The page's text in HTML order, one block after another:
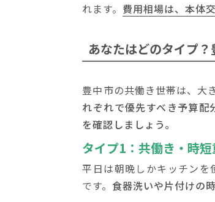
れます。 費用相場は、本体
あなたはどのタイプ
豊中市の共働き世帯は、大
れぞれで優先すべき予算
を確認しましょう。
タイプ1：共働き・時
平日は朝晩しかキッチンを
です。食器洗いや片付けの